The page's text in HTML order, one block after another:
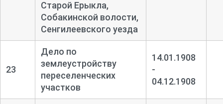
Старой Ерыкла,
Собакинской волости,
Сенгилеевского уезда
23
Дело по
землеустройству
переселенческих
участков
14.01.1908
-
04.12.1908